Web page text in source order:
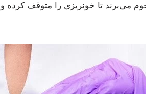
می‌برند تا خونریزی را متوقف کرده